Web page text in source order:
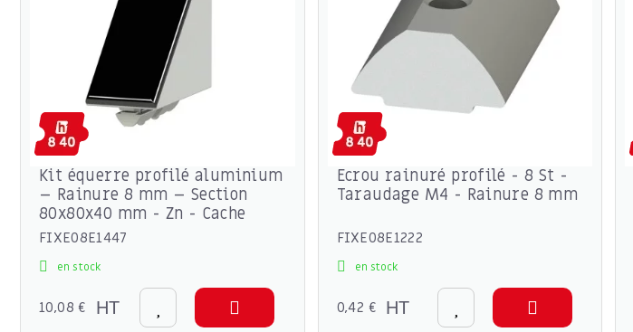
Kit équerre profilé aluminium
– Rainure 8 mm – Section
80x80x40 mm - Zn - Cache
FIXE08E1447
en stock
10,08 € HT
Ecrou rainuré profilé - 8 St -
Taraudage M4 - Rainure 8 mm
FIXE08E1222
en stock
0,42 € HT